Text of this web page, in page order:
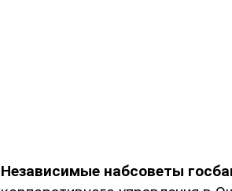
Независимые набсоветы